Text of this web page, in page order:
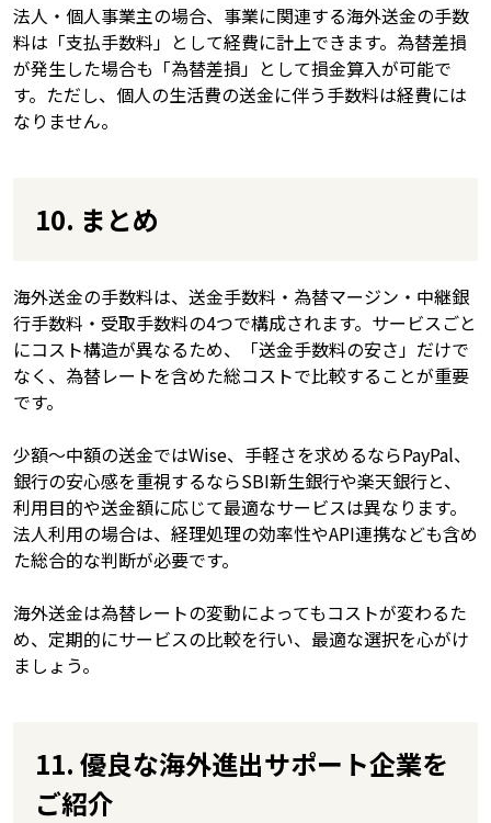
法人・個人事業主の場合、事業に関連する海外送金の手数
料は「支払手数料」として経費に計上できます。為替差損
が発生した場合も「為替差損」として損金算入が可能で
す。ただし、個人の生活費の送金に伴う手数料は経費には
なりません。
10. まとめ
海外送金の手数料は、送金手数料・為替マージン・中継銀
行手数料・受取手数料の4つで構成されます。サービスごと
にコスト構造が異なるため、「送金手数料の安さ」だけで
なく、為替レートを含めた総コストで比較することが重要
です。
少額〜中額の送金ではWise、手軽さを求めるならPayPal、
銀行の安心感を重視するならSBI新生銀行や楽天銀行と、
利用目的や送金額に応じて最適なサービスは異なります。
法人利用の場合は、経理処理の効率性やAPI連携なども含め
た総合的な判断が必要です。
海外送金は為替レートの変動によってもコストが変わるた
め、定期的にサービスの比較を行い、最適な選択を心がけ
ましょう。
11. 優良な海外進出サポート企業を
ご紹介